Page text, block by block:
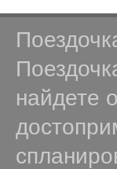
найдете